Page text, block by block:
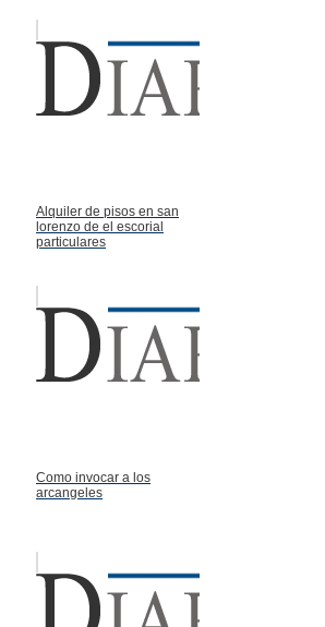
Alquiler de pisos en san
lorenzo de el escorial
particulares
Como invocar a los
arcangeles